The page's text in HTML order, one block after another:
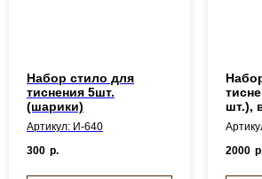
Набор стило для
тиснения 5шт.
(шарики)
Артикул: И-640
300 р.
шт.),
2000